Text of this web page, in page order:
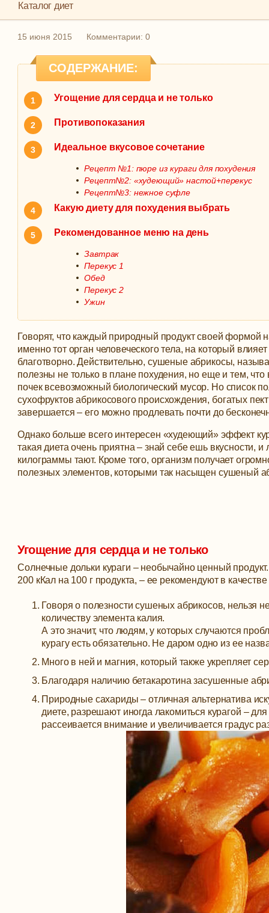
Каталог диет
15 июня 2015 Комментарии: 0
СОДЕРЖАНИЕ:
Угощение для сердца и не только
Противопоказания
Идеальное вкусовое сочетание
Рецепт №1: пюре из кураги для похудения
Рецепт№2: «худеющий» настой+перекус
Рецепт№3: нежное суфле
Какую диету для похудения выбрать
Рекомендованное меню на день
Завтрак
Перекус 1
Обед
Перекус 2
Ужин
Говорят, что каждый природный продукт своей формой
именно тот орган человеческого тела, на который
благотворно. Действительно, сушеные абрикосы,
полезны не только в плане похудения, но еще и тем, что
почек всевозможный биологический мусор. Но список
сухофруктов абрикосового происхождения, богатых
завершается – его можно продлевать почти до
Однако больше всего интересен «худеющий» эффект
такая диета очень приятна – знай себе ешь вкусности,
килограммы тают. Кроме того, организм получает
полезных элементов, которыми так насыщен сушеный
Угощение для сердца и не только
Солнечные дольки кураги – необычайно ценный
200 кКал на 100 г продукта, – ее рекомендуют в
Говоря о полезности сушеных абрикосов, нельзя
количеству элемента калия.
А это значит, что людям, у которых случаются
курагу есть обязательно. Не даром одно из ее
Много в ней и магния, который также укрепляет
Благодаря наличию бетакаротина засушенные
Природные сахариды – отличная альтернатива
диете, разрешают иногда лакомиться курагой –
рассеивается внимание и увеличивается градус